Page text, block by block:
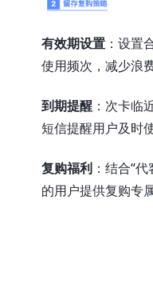
有效期设置 ：设置
使用频次，减少浪
到期提醒 ：次卡临
短信提醒用户及时
复购福利 ：结合“
的用户提供复购专